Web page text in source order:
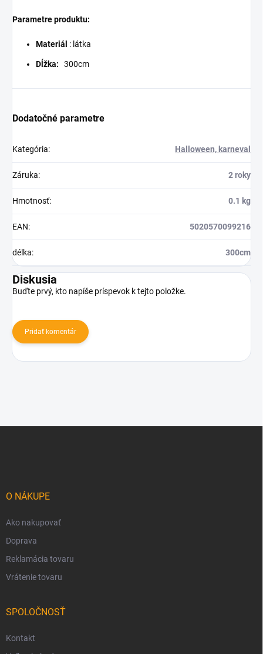
Parametre produktu:
Materiál : látka
Dĺžka: 300cm
Dodatočné parametre
Kategória: Halloween, karneval
Záruka: 2 roky
Hmotnosť: 0.1 kg
EAN: 5020570099216
délka: 300cm
Diskusia
Buďte prvý, kto napíše príspevok k tejto položke.
Pridať komentár
O NÁKUPE
Ako nakupovať
Doprava
Reklamácia tovaru
Vrátenie tovaru
SPOLOČNOSŤ
Kontakt